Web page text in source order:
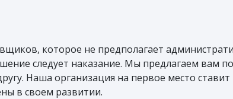
которое не предполагает
следует наказание. Мы предлагаем вам
Наша организация на первое место
в своем развитии.